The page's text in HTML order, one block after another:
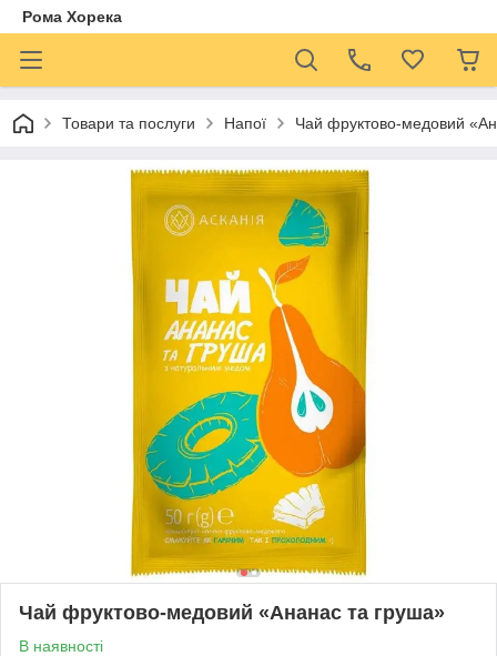
Рома Хорека
Товари та послуги Напої Чай фруктово-медовий
Чай фруктово-медовий «Ананас та груша»
В наявності